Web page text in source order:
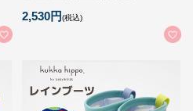
2,530円(税込)